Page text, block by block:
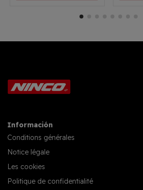
Información
Conditions générales
Notice légale
Les cookies
Politique de confidentialité